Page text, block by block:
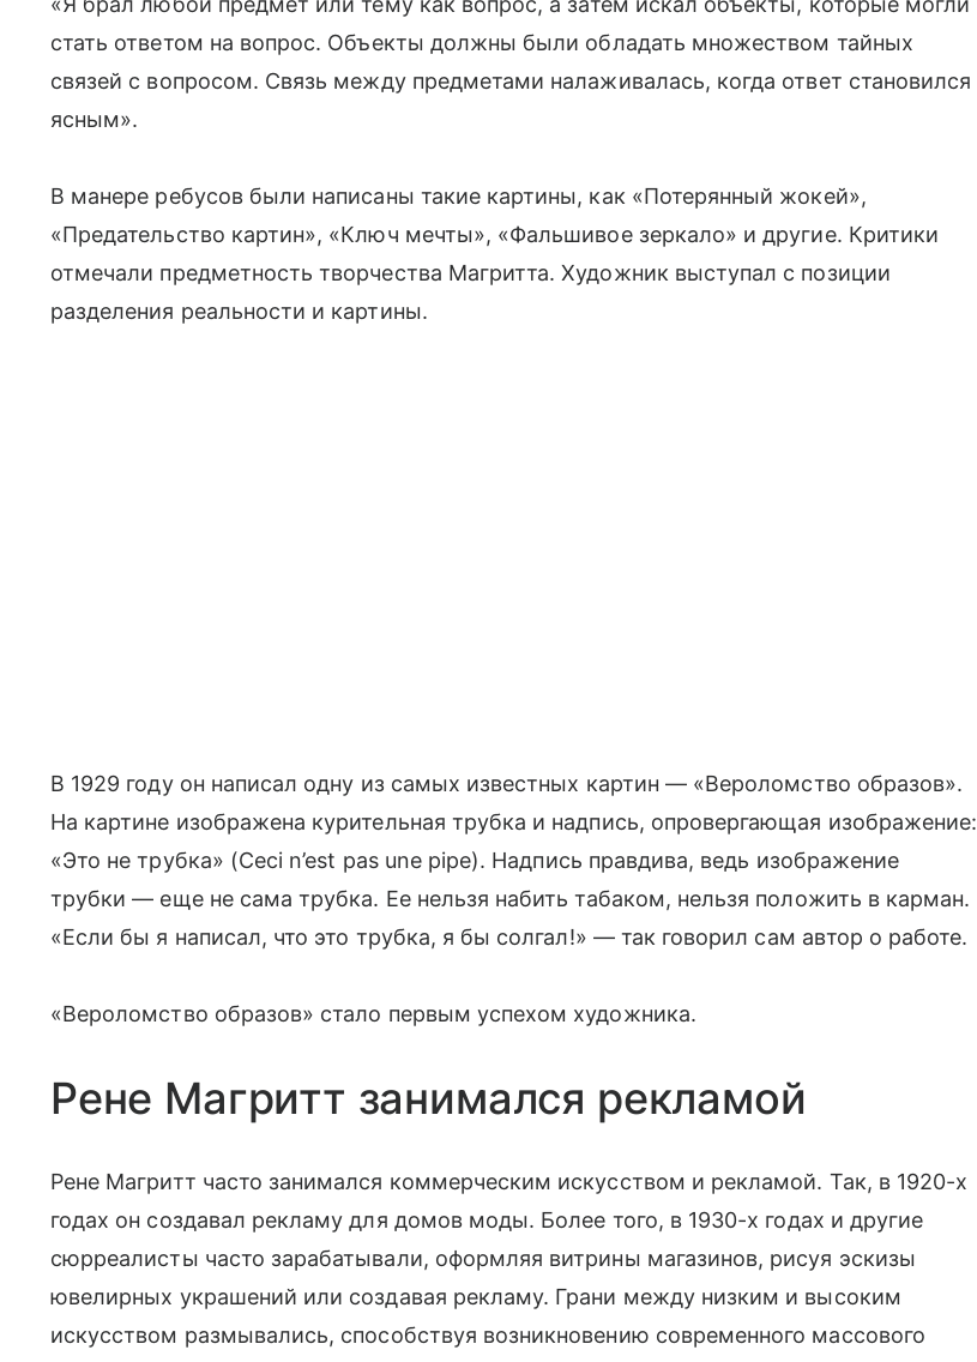
стать ответом на вопрос. Объекты должны были обладать множеством тайных
связей с вопросом. Связь между предметами налаживалась, когда ответ становился
ясным».
В манере ребусов были написаны такие картины, как «Потерянный жокей»,
«Предательство картин», «Ключ мечты», «Фальшивое зеркало» и другие. Критики
отмечали предметность творчества Магритта. Художник выступал с позиции
разделения реальности и картины.
В 1929 году он написал одну из самых известных картин — «Вероломство образов».
На картине изображена курительная трубка и надпись, опровергающая изображение:
«Это не трубка» (Ceci n’est pas une pipe). Надпись правдива, ведь изображение
трубки — еще не сама трубка. Ее нельзя набить табаком, нельзя положить в карман.
«Если бы я написал, что это трубка, я бы солгал!» — так говорил сам автор о работе.
«Вероломство образов» стало первым успехом художника.
Рене Магритт занимался рекламой
Рене Магритт часто занимался коммерческим искусством и рекламой. Так, в 1920-х
годах он создавал рекламу для домов моды. Более того, в 1930-х годах и другие
сюрреалисты часто зарабатывали, оформляя витрины магазинов, рисуя эскизы
ювелирных украшений или создавая рекламу. Грани между низким и высоким
искусством размывались, способствуя возникновению современного массового